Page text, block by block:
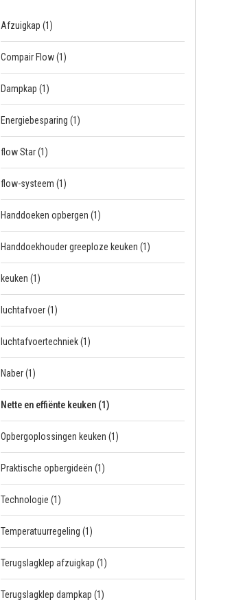
Afzuigkap (1)
Compair Flow(1)
Dampkap (1)
Energiebesparing (1)
flow Star(1)
flow-systeem (1)
Handdoeken opbergen (1)
Handdoekhouder greeploze keuken (1)
keuken (1)
luchtafvoer(1)
luchtafvoertechniek(1)
Naber(1)
Nette en effiënte keuken (1)
Opbergoplossingen keuken (1)
Praktische opbergideën (1)
Technologie (1)
Temperatuurregeling (1)
Terugslagklep afzuigkap (1)
Terugslagklep dampkap (1)